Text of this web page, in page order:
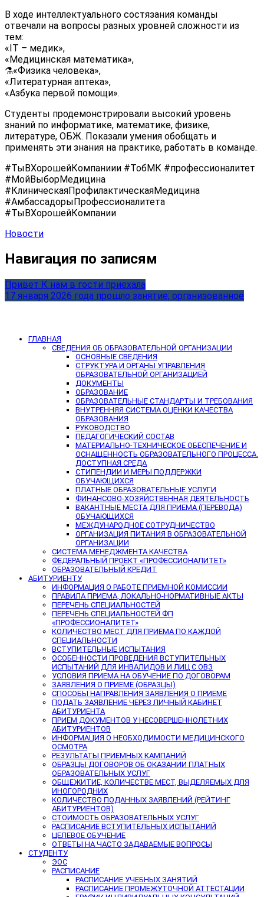
В ходе интеллектуального состязания команды
отвечали на вопросы разных уровней сложности из
тем:
«IT – медик»,
«Медицинская математика»,
⚗«Физика человека»,
«Литературная аптека»,
«Азбука первой помощи».
Студенты продемонстрировали высокий уровень
знаний по информатике, математике, физике,
литературе, ОБЖ. Показали умения обобщать и
применять эти знания на практике, работать в команде.
#ТыВХорошейКомпаниии #ТобМК #профессионалитет
#МойВыборМедицина
#КлиническаяПрофилактическаяМедицина
#АмбассадорыПрофессионалитета
#ТыВХорошейКомпании
Новости
Навигация по записям
Привет К нам в гости приехала
17 января 2026 года прошло занятие, организованное
ГЛАВНАЯ
СВЕДЕНИЯ ОБ ОБРАЗОВАТЕЛЬНОЙ ОРГАНИЗАЦИИ
ОСНОВНЫЕ СВЕДЕНИЯ
СТРУКТУРА И ОРГАНЫ УПРАВЛЕНИЯ
ОБРАЗОВАТЕЛЬНОЙ ОРГАНИЗАЦИЕЙ
ДОКУМЕНТЫ
ОБРАЗОВАНИЕ
ОБРАЗОВАТЕЛЬНЫЕ СТАНДАРТЫ И ТРЕБОВАНИЯ
ВНУТРЕННЯЯ СИСТЕМА ОЦЕНКИ КАЧЕСТВА
ОБРАЗОВАНИЯ
РУКОВОДСТВО
ПЕДАГОГИЧЕСКИЙ СОСТАВ
МАТЕРИАЛЬНО-ТЕХНИЧЕСКОЕ ОБЕСПЕЧЕНИЕ И
ОСНАЩЕННОСТЬ ОБРАЗОВАТЕЛЬНОГО ПРОЦЕССА.
ДОСТУПНАЯ СРЕДА
СТИПЕНДИИ И МЕРЫ ПОДДЕРЖКИ
ОБУЧАЮЩИХСЯ
ПЛАТНЫЕ ОБРАЗОВАТЕЛЬНЫЕ УСЛУГИ
ФИНАНСОВО-ХОЗЯЙСТВЕННАЯ ДЕЯТЕЛЬНОСТЬ
ВАКАНТНЫЕ МЕСТА ДЛЯ ПРИЕМА (ПЕРЕВОДА)
ОБУЧАЮЩИХСЯ
МЕЖДУНАРОДНОЕ СОТРУДНИЧЕСТВО
ОРГАНИЗАЦИЯ ПИТАНИЯ В ОБРАЗОВАТЕЛЬНОЙ
ОРГАНИЗАЦИИ
СИСТЕМА МЕНЕДЖМЕНТА КАЧЕСТВА
ФЕДЕРАЛЬНЫЙ ПРОЕКТ «ПРОФЕССИОНАЛИТЕТ»
ОБРАЗОВАТЕЛЬНЫЙ КРЕДИТ
АБИТУРИЕНТУ
ИНФОРМАЦИЯ О РАБОТЕ ПРИЕМНОЙ КОМИССИИ
ПРАВИЛА ПРИЕМА, ЛОКАЛЬНО-НОРМАТИВНЫЕ АКТЫ
ПЕРЕЧЕНЬ СПЕЦИАЛЬНОСТЕЙ
ПЕРЕЧЕНЬ СПЕЦИАЛЬНОСТЕЙ ФП
«ПРОФЕССИОНАЛИТЕТ»
КОЛИЧЕСТВО МЕСТ ДЛЯ ПРИЕМА ПО КАЖДОЙ
СПЕЦИАЛЬНОСТИ
ВСТУПИТЕЛЬНЫЕ ИСПЫТАНИЯ
ОСОБЕННОСТИ ПРОВЕДЕНИЯ ВСТУПИТЕЛЬНЫХ
ИСПЫТАНИЙ ДЛЯ ИНВАЛИДОВ И ЛИЦ С ОВЗ
УСЛОВИЯ ПРИЕМА НА ОБУЧЕНИЕ ПО ДОГОВОРАМ
ЗАЯВЛЕНИЯ О ПРИЕМЕ (ОБРАЗЦЫ)
СПОСОБЫ НАПРАВЛЕНИЯ ЗАЯВЛЕНИЯ О ПРИЕМЕ
ПОДАТЬ ЗАЯВЛЕНИЕ ЧЕРЕЗ ЛИЧНЫЙ КАБИНЕТ
АБИТУРИЕНТА
ПРИЕМ ДОКУМЕНТОВ У НЕСОВЕРШЕННОЛЕТНИХ
АБИТУРИЕНТОВ
ИНФОРМАЦИЯ О НЕОБХОДИМОСТИ МЕДИЦИНСКОГО
ОСМОТРА
РЕЗУЛЬТАТЫ ПРИЕМНЫХ КАМПАНИЙ
ОБРАЗЦЫ ДОГОВОРОВ ОБ ОКАЗАНИИ ПЛАТНЫХ
ОБРАЗОВАТЕЛЬНЫХ УСЛУГ
ОБЩЕЖИТИЕ, КОЛИЧЕСТВЕ МЕСТ, ВЫДЕЛЯЕМЫХ ДЛЯ
ИНОГОРОДНИХ
КОЛИЧЕСТВО ПОДАННЫХ ЗАЯВЛЕНИЙ (РЕЙТИНГ
АБИТУРИЕНТОВ)
СТОИМОСТЬ ОБРАЗОВАТЕЛЬНЫХ УСЛУГ
РАСПИСАНИЕ ВСТУПИТЕЛЬНЫХ ИСПЫТАНИЙ
ЦЕЛЕВОЕ ОБУЧЕНИЕ
ОТВЕТЫ НА ЧАСТО ЗАДАВАЕМЫЕ ВОПРОСЫ
СТУДЕНТУ
ЭОС
РАСПИСАНИЕ
РАСПИСАНИЕ УЧЕБНЫХ ЗАНЯТИЙ
РАСПИСАНИЕ ПРОМЕЖУТОЧНОЙ АТТЕСТАЦИИ